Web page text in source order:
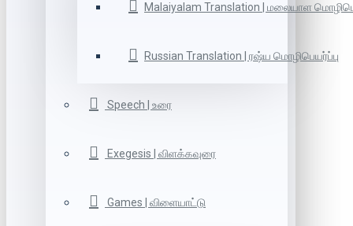
Malaiyalam Translation | மலையாள
Russian Translation | ரஷ்ய மொழிபெயர்ப்பு
Speech | உரை
Exegesis | விளக்கவுரை
Games | விளையாட்டு